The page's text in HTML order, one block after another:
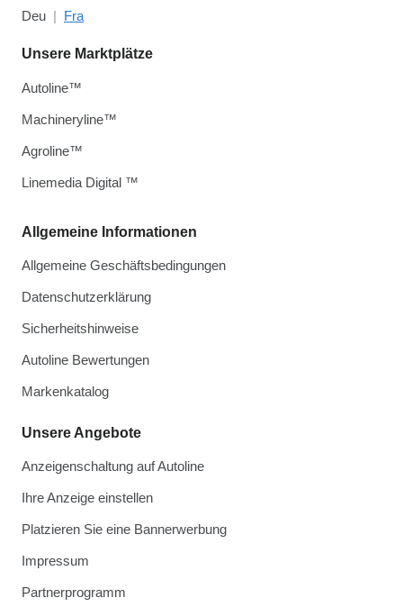
Deu Fra
Allgemeine Informationen
Allgemeine Geschäftsbedingungen
Datenschutzerklärung
Sicherheitshinweise
Autoline Bewertungen
Markenkatalog
Unsere Angebote
Anzeigenschaltung auf Autoline
Ihre Anzeige einstellen
Platzieren Sie eine Bannerwerbung
Impressum
Partnerprogramm
Unsere Marktplätze
Autoline™
Machineryline™
Agroline™
Linemedia Digital ™